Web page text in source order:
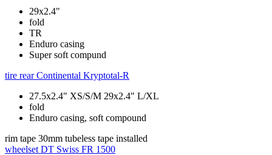
29x2.4"
fold
TR
Enduro casing
Super soft compund
tire rear Continental Kryptotal-R
27.5x2.4" XS/S/M 29x2.4" L/XL
fold
Enduro casing, soft compound
rim tape 30mm tubeless tape installed
wheelset DT Swiss FR 1500